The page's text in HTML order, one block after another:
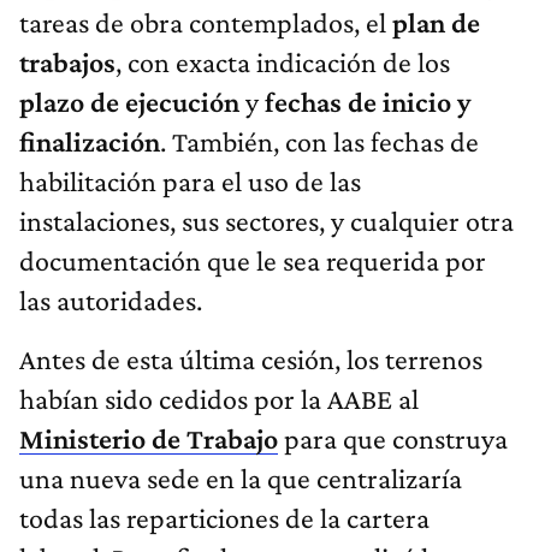
tareas de obra contemplados, el plan de
trabajos, con exacta indicación de los
plazo de ejecuciónyfechas de inicio y
finalización. También, con las fechas de
habilitación para el uso de las
instalaciones, sus sectores, y cualquier otra
documentación que le sea requerida por
las autoridades.
Antes de esta última cesión, los terrenos
habían sido cedidos por la AABE al
Ministerio de Trabajopara que construya
una nueva sede en la que centralizaría
todas las reparticiones de la cartera